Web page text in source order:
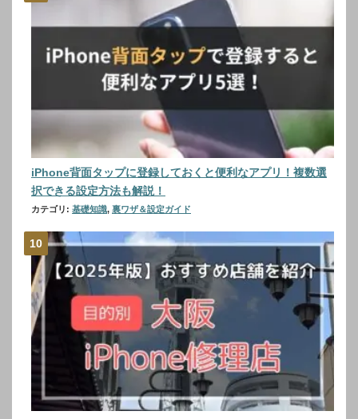
iPhone背面タップに登録しておくと便利なアプリ！複数選
択できる設定方法も解説！
カテゴリ: 基礎知識, 裏ワザ＆設定ガイド